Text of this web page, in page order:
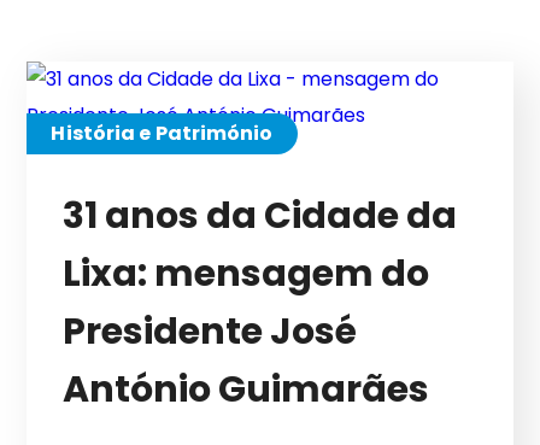
História e Património
31 anos da Cidade da
Lixa: mensagem do
Presidente José
António Guimarães